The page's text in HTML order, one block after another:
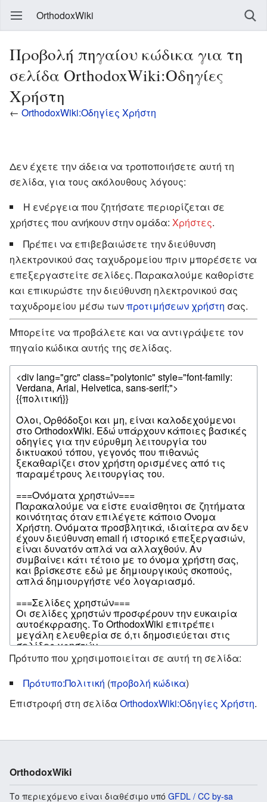
OrthodoxWiki
Προβολή πηγαίου κώδικα για τη
σελίδα OrthodoxWiki:Οδηγίες
Χρήστη
← OrthodoxWiki:Οδηγίες Χρήστη
Δεν έχετε την άδεια να τροποποιήσετε αυτή τη
σελίδα, για τους ακόλουθους λόγους:
Η ενέργεια που ζητήσατε περιορίζεται σε
χρήστες που ανήκουν στην ομάδα: Χρήστες.
Πρέπει να επιβεβαιώσετε την διεύθυνση
ηλεκτρονικού σας ταχυδρομείου πριν μπορέσετε να
επεξεργαστείτε σελίδες. Παρακαλούμε καθορίστε
και επικυρώστε την διεύθυνση ηλεκτρονικού σας
ταχυδρομείου μέσω τωνπροτιμήσεων χρήστη σας.
Μπορείτε να προβάλετε και να αντιγράψετε τον
πηγαίο κώδικα αυτής της σελίδας.
Πρότυπο που χρησιμοποιείται σε αυτή τη σελίδα:
Πρότυπο:Πολιτική (προβολή κώδικα)
Επιστροφή στη σελίδα OrthodoxWiki:Οδηγίες Χρήστη.
OrthodoxWiki
Το περιεχόμενο είναι διαθέσιμο υπό GFDL / CC by-sa